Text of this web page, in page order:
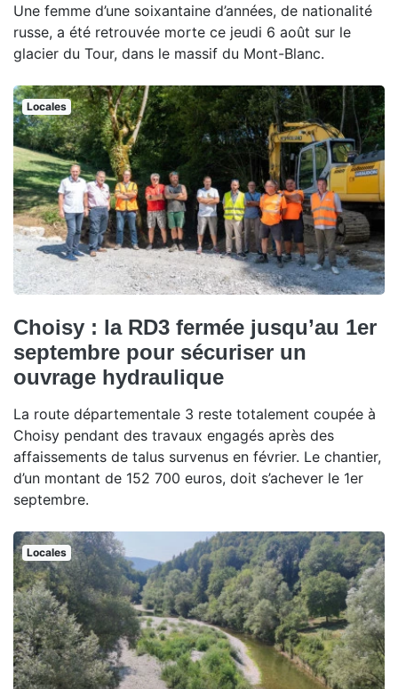
Une femme d’une soixantaine d’années, de nationalité
russe, a été retrouvée morte ce jeudi 6 août sur le
glacier du Tour, dans le massif du Mont-Blanc.
Locales
Choisy : la RD3 fermée jusqu’au 1er
septembre pour sécuriser un
ouvrage hydraulique
La route départementale 3 reste totalement coupée à
Choisy pendant des travaux engagés après des
affaissements de talus survenus en février. Le chantier,
d’un montant de 152 700 euros, doit s’achever le 1er
septembre.
Locales